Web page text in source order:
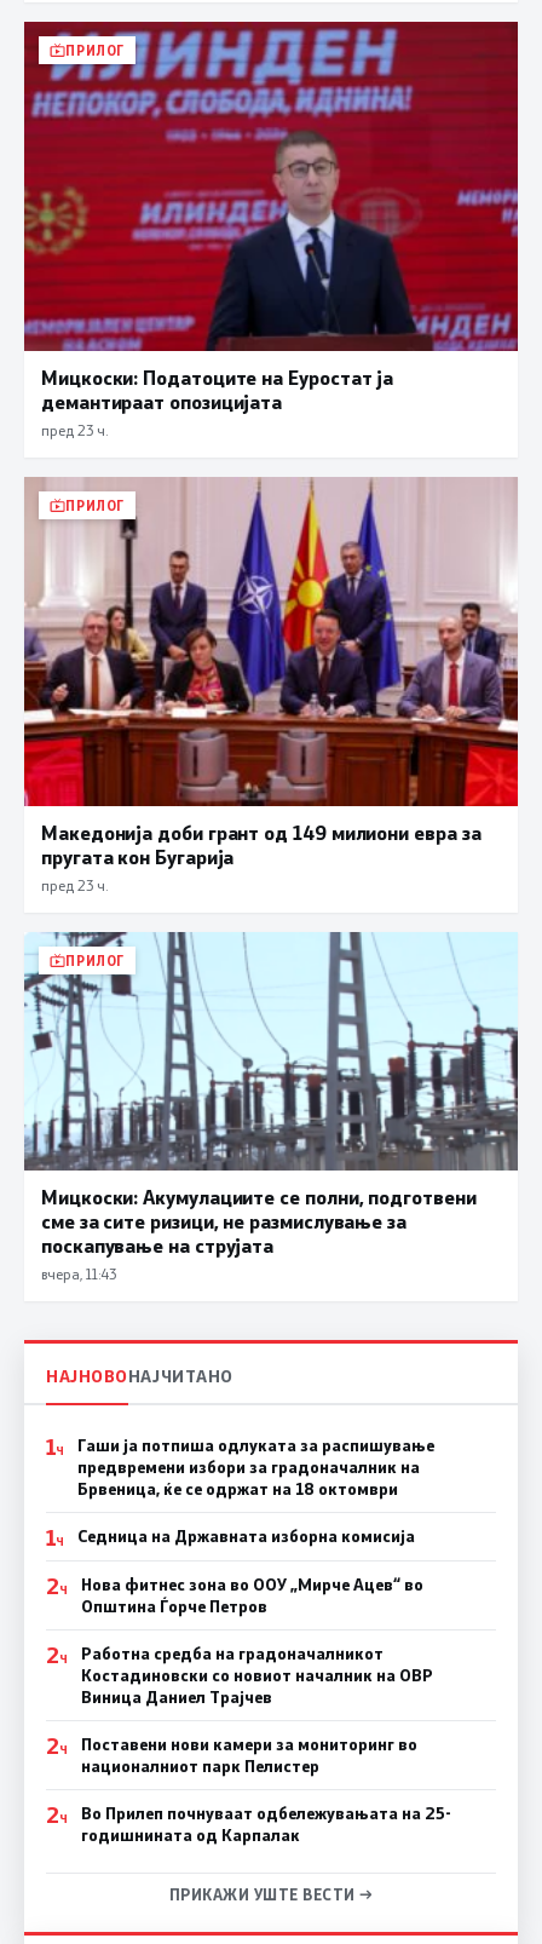
ПРИЛОГ
Мицкоски: Податоците на Еуростат ја
демантираат опозицијата
пред 23 ч.
ПРИЛОГ
Македонија доби грант од 149 милиони евра за
пругата кон Бугарија
пред 23 ч.
ПРИЛОГ
Мицкоски: Акумулациите се полни, подготвени
сме за сите ризици, не размислување за
поскапување на струјата
вчера, 11:43
НАЈНОВОНАЈЧИТАНО
1Ч
Гаши ја потпиша одлуката за распишување
предвремени избори за градоначалник на
Брвеница, ќе се одржат на 18 октомври
1Ч Седница на Државната изборна комисија
2Ч
Нова фитнес зона во ООУ „Мирче Ацев“ во
Општина Ѓорче Петров
2Ч
Работна средба на градоначалникот
Костадиновски со новиот началник на ОВР
Виница Даниел Трајчев
2Ч
Поставени нови камери за мониторинг во
националниот парк Пелистер
2Ч
Во Прилеп почнуваат одбележувањата на 25-
годишнината од Карпалак
ПРИКАЖИ УШТЕ ВЕСТИ →